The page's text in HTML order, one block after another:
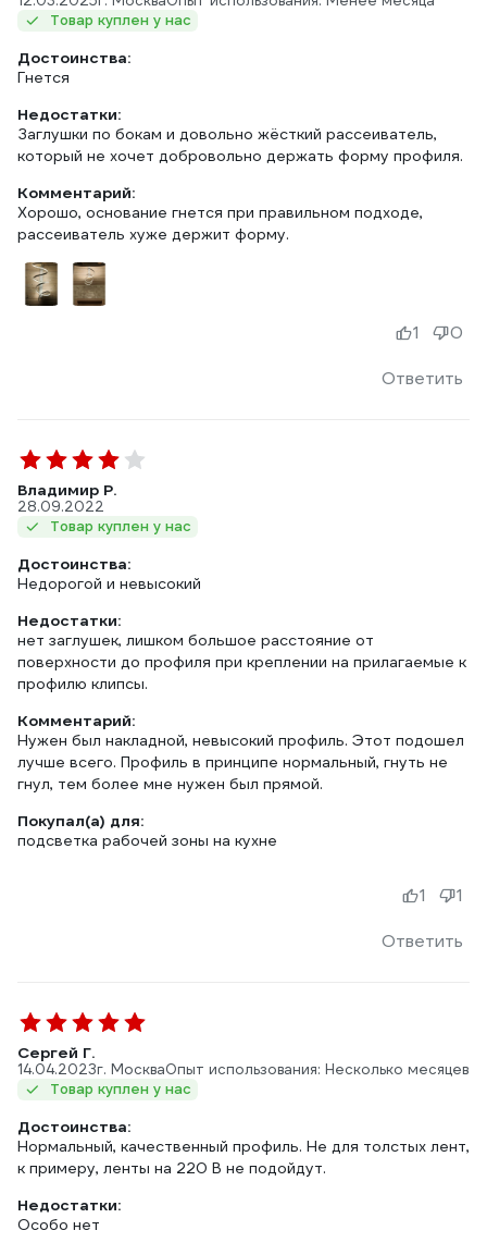
Товар куплен у нас
Достоинства:
Гнется
Недостатки:
Заглушки по бокам и довольно жёсткий рассеиватель,
который не хочет добровольно держать форму профиля.
Комментарий:
Хорошо, основание гнется при правильном подходе,
рассеиватель хуже держит форму.
Ответить
1 0
Владимир Р.
28.09.2022
Товар куплен у нас
Достоинства:
Недорогой и невысокий
Недостатки:
нет заглушек, лишком большое расстояние от
поверхности до профиля при креплении на прилагаемые к
профилю клипсы.
Комментарий:
Нужен был накладной, невысокий профиль. Этот подошел
лучше всего. Профиль в принципе нормальный, гнуть не
гнул, тем более мне нужен был прямой.
Покупал(а) для:
подсветка рабочей зоны на кухне
Ответить
1 1
Сергей Г.
14.04.2023г. МоскваОпыт использования: Несколько месяцев
Товар куплен у нас
Достоинства:
Нормальный, качественный профиль. Не для толстых лент,
к примеру, ленты на 220 В не подойдут.
Недостатки:
Особо нет